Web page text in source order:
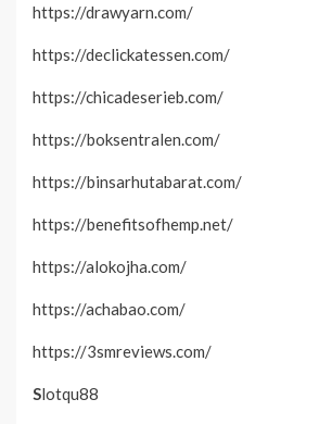
https://drawyarn.com/
https://declickatessen.com/
https://chicadeserieb.com/
https://boksentralen.com/
https://binsarhutabarat.com/
https://benefitsofhemp.net/
https://alokojha.com/
https://achabao.com/
https://3smreviews.com/
Slotqu88